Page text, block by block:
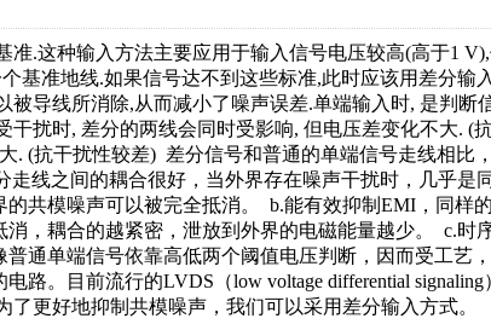
准.这种输入方法主要应用于输入信号电压较高(高于1
基准地线.如果信号达不到这些标准,此时应该用差分输
被导线所消除,从而减小了噪声误差.单端输入时, 是判断
干扰时, 差分的两线会同时受影响, 但电压差变化不大. (
. (抗干扰性较差) 差分信号和普通的单端信号走线相比
线之间的耦合很好，当外界存在噪声干扰时，几乎是
共模噪声可以被完全抵消。 b.能有效抑制EMI，同样
，耦合的越紧密，泄放到外界的电磁能量越少。 c.时
通单端信号依靠高低两个阈值电压判断，因而受工艺
路。目前流行的LVDS（low voltage differential
更好地抑制共模噪声，我们可以采用差分输入方式。